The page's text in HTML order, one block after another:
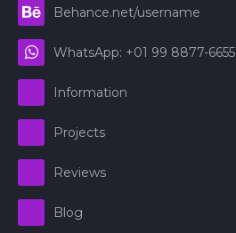
Behance.net/username
WhatsApp: +01 99 8877-6655
Information
Projects
Reviews
Blog